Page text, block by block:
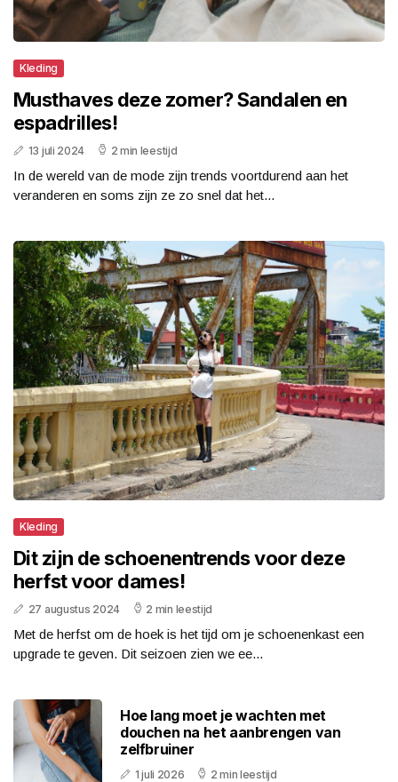
Kleding
Musthaves deze zomer? Sandalen en
espadrilles!
13 juli 2024 2 min leestijd
In de wereld van de mode zijn trends voortdurend aan het
veranderen en soms zijn ze zo snel dat het...
Kleding
Dit zijn de schoenentrends voor deze
herfst voor dames!
27 augustus 2024 2 min leestijd
Met de herfst om de hoek is het tijd om je schoenenkast een
upgrade te geven. Dit seizoen zien we ee...
Hoe lang moet je wachten met
douchen na het aanbrengen van
zelfbruiner
1 juli 2026 2 min leestijd